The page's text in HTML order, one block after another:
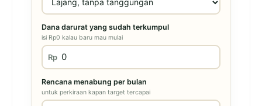
Dana darurat yang sudah terkumpul
isi Rp0 kalau baru mau mulai
Rp
Rencana menabung per bulan
untuk perkiraan kapan target tercapai